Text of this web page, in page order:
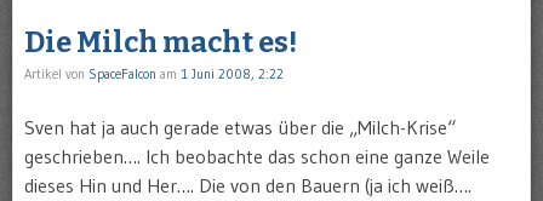
Die Milch macht es!
Artikel von SpaceFalcon am 1 Juni 2008, 2:22
Sven hat ja auch gerade etwas über die „Milch-Krise“
geschrieben…. Ich beobachte das schon eine ganze Weile
dieses Hin und Her…. Die von den Bauern (ja ich weiß….